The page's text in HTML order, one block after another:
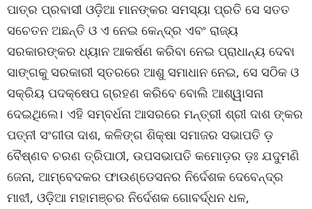
ପାତ୍ର ପ୍ରବାସୀ ଓଡ଼ିଆ ମାନଙ୍କର ସମସ୍ୟା ପ୍ରତି ସେ ସତତ
ସଚେତନ ଅଛନ୍ତି ଓ ଏ ନେଇ କେନ୍ଦ୍ର ଏବଂ ରାଜ୍ୟ
ସରକାରଙ୍କର ଧ୍ୟାନ ଆକର୍ଷଣ କରିବା ନେଇ ପ୍ରାଧାନ୍ୟ ଦେବା
ସାଙ୍ଗକୁ ସରକାରୀ ସ୍ତରରେ ଆଶୁ ସମାଧାନ ନେଇ, ସେ ସଠିକ ଓ
ସକ୍ରିୟ ପଦକ୍ଷେପ ଗ୍ରହଣ କରିବେ ବୋଲି ଆଶ୍ୱାସନା
ଦେଇଥିଲେ। ଏହି ସମ୍ବର୍ଧନା ଆସରରେ ମନ୍ତ୍ରୀ ଶ୍ରୀ ଦାଶ ଙ୍କର
ପତ୍ନୀ ସଂଗୀତା ଦାଶ, କଳିଙ୍ଗ ଶିକ୍ଷା ସମାଜର ସଭାପତି ଡ଼
ବୈଷ୍ଣବ ଚରଣ ତ୍ରିପାଠୀ, ଉପସଭାପତି କମୋଡ଼ର ଡ଼ଃ ଯଦୁମଣି
ଜେନା, ଆମ୍ବେଦକର ଫାଉଣ୍ଡେସନର ନିର୍ଦେଶକ ଦେବେନ୍ଦ୍ର
ମାଝୀ, ଓଡ଼ିଆ ମହାମଞ୍ଚର ନିର୍ଦେଶକ ଗୋବର୍ଦ୍ଧନ ଧଳ,